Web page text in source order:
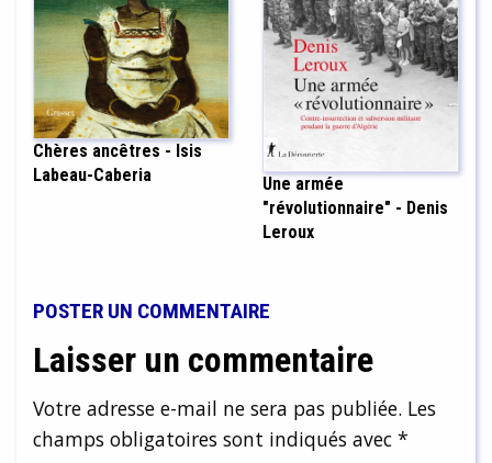
Chères ancêtres - Isis
Labeau-Caberia
Une armée
"révolutionnaire" - Denis
Leroux
POSTER UN COMMENTAIRE
Laisser un commentaire
Votre adresse e-mail ne sera pas publiée. Les
champs obligatoires sont indiqués avec *